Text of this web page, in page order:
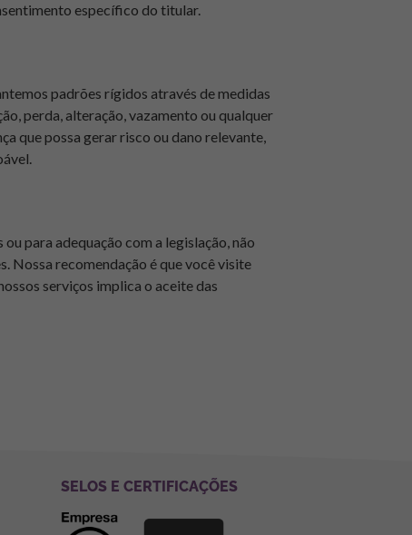
específico do titular.
padrões rígidos através de medidas
perda, alteração, vazamento ou qualquer
que possa gerar risco ou dano relevante,
para adequação com a legislação, não
Nossa recomendação é que você visite
serviços implica o aceite das
SELOS E CERTIFICAÇÕES